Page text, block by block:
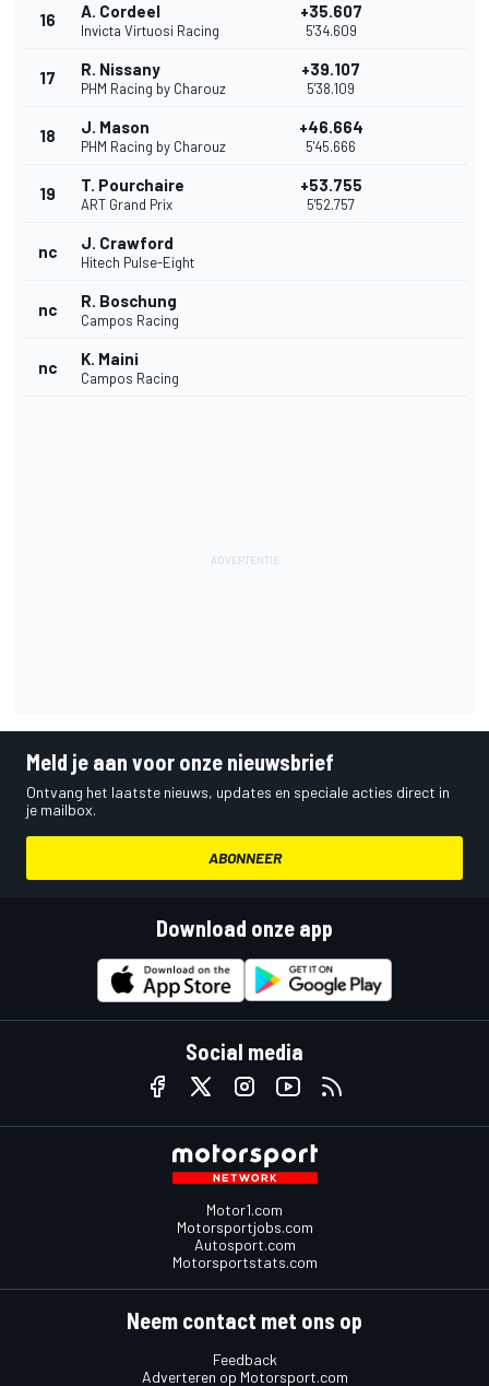
16 A. Cordeel
Invicta Virtuosi Racing
+35.607
5'34.609
17 R. Nissany
PHM Racing by Charouz
+39.107
5'38.109
18 J. Mason
PHM Racing by Charouz
+46.664
5'45.666
19 T. Pourchaire
ART Grand Prix
+53.755
5'52.757
nc J. Crawford
Hitech Pulse-Eight
nc R. Boschung
Campos Racing
nc K. Maini
Campos Racing
Meld je aan voor onze nieuwsbrief
Ontvang het laatste nieuws, updates en speciale acties direct in
je mailbox.
ABONNEER
Download onze app
Social media
Motor1.com
Motorsportjobs.com
Autosport.com
Motorsportstats.com
Neem contact met ons op
Feedback
Adverteren op Motorsport.com